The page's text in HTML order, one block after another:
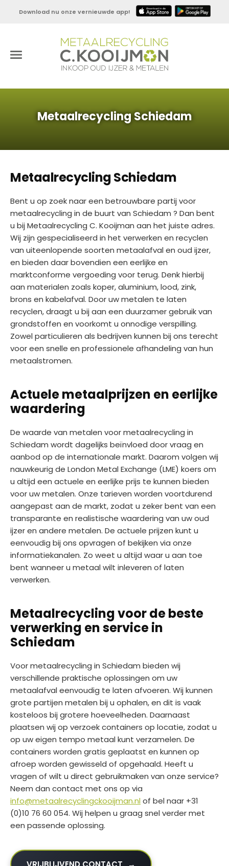
Download nu onze vernieuwde app!
Metaalrecycling Schiedam
Metaalrecycling Schiedam
Bent u op zoek naar een betrouwbare partij voor
metaalrecycling in de buurt van Schiedam ? Dan bent
u bij Metaalrecycling C. Kooijman aan het juiste adres.
Wij zijn gespecialiseerd in het verwerken en recyclen
van uiteenlopende soorten metaalafval en oud ijzer,
en bieden daar bovendien een eerlijke en
marktconforme vergoeding voor terug. Denk hierbij
aan materialen zoals koper, aluminium, lood, zink,
brons en kabelafval. Door uw metalen te laten
recyclen, draagt u bij aan een duurzamer gebruik van
grondstoffen en voorkomt u onnodige verspilling.
Zowel particulieren als bedrijven kunnen bij ons terecht
voor een snelle en professionele afhandeling van hun
metaalstromen.
Actuele metaalprijzen en eerlijke
waardering
De waarde van metalen voor metaalrecycling in
Schiedam wordt dagelijks beïnvloed door vraag en
aanbod op de internationale markt. Daarom volgen wij
nauwkeurig de London Metal Exchange (LME) koers om
u altijd een actuele en eerlijke prijs te kunnen bieden
voor uw metalen. Onze tarieven worden voortdurend
aangepast aan de markt, zodat u zeker bent van een
transparante en realistische waardering van uw oud
ijzer en andere metalen. De actuele prijzen kunt u
eenvoudig bij ons opvragen of bekijken via onze
informatiekanalen. Zo weet u altijd waar u aan toe
bent wanneer u metaal wilt inleveren of laten
verwerken.
Metaalrecycling voor de beste
verwerking en service in
Schiedam
Voor metaalrecycling in Schiedam bieden wij
verschillende praktische oplossingen om uw
metaalafval eenvoudig te laten afvoeren. Wij kunnen
grote partijen metalen bij u ophalen, en dit is vaak
kosteloos bij grotere hoeveelheden. Daarnaast
plaatsen wij op verzoek containers op locatie, zodat u
op uw eigen tempo metaal kunt verzamelen. De
containers worden gratis geplaatst en kunnen op
afroep worden gewisseld of opgehaald. Heeft u
vragen of wilt u direct gebruikmaken van onze service?
Neem dan contact met ons op via
info@metaalrecyclingckooijman.nl of bel naar +31
(0)10 76 60 054. Wij helpen u graag snel verder met
een passende oplossing.